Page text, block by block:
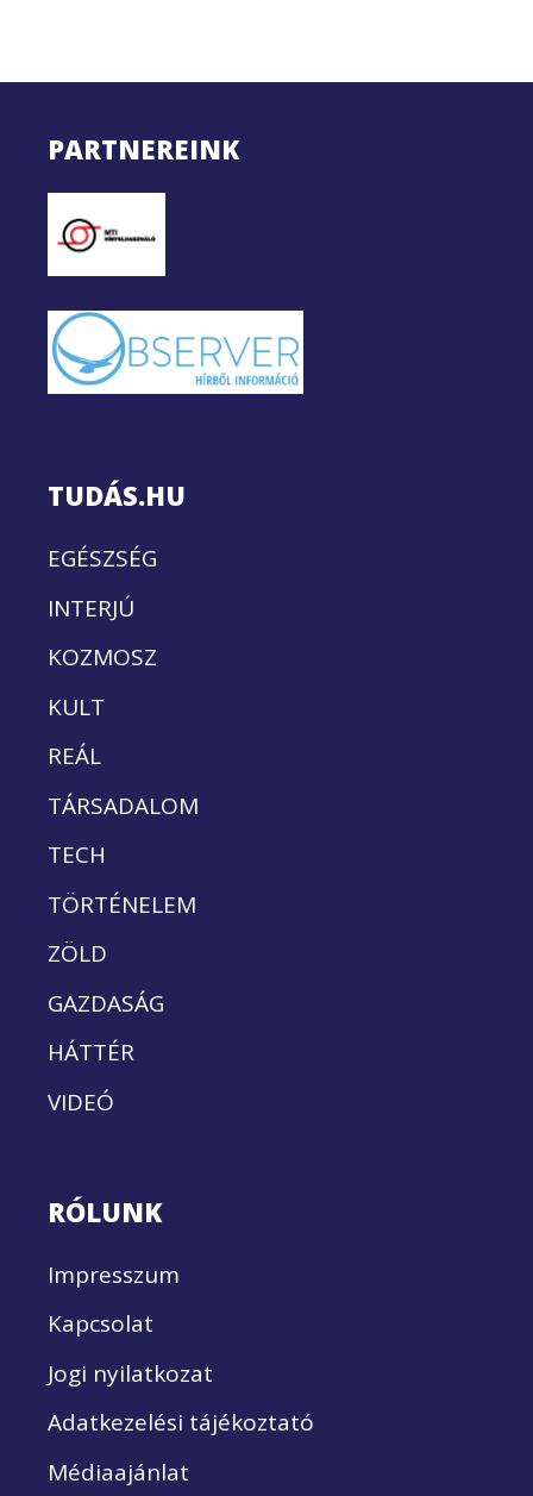
PARTNEREINK
TUDÁS.HU
EGÉSZSÉG
INTERJÚ
KOZMOSZ
KULT
REÁL
TÁRSADALOM
TECH
TÖRTÉNELEM
ZÖLD
GAZDASÁG
HÁTTÉR
VIDEÓ
RÓLUNK
Impresszum
Kapcsolat
Jogi nyilatkozat
Adatkezelési tájékoztató
Médiaajánlat